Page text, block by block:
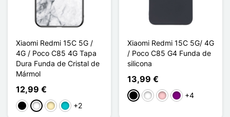
Xiaomi Redmi 15C 5G /
4G / Poco C85 4G Tapa
Dura Funda de Cristal de
Mármol
12,99 €
NegroBlanco
Oro Turquesa
+2
Xiaomi Redmi 15C 5G/ 4G
/ Poco C85 G4 Funda de
silicona
13,99 €
NegroBlancoRosaPúrpura
+4